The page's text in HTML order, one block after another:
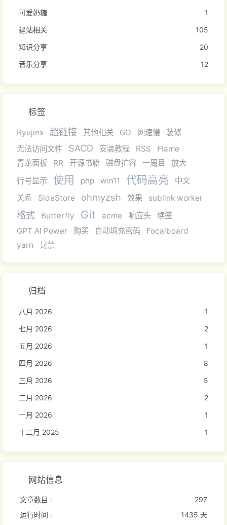
可爱奶糖
1
建站相关
105
知识分享
20
音乐分享
12
标签
Ryujinx 超链接 其他相关 GO 网速慢
装修
无法访问文件
SACD 安装教程 RSS
Flame
青龙面板
RR 开源书籍 磁盘扩容 一周目
放大
行号显示
使用 php win11 代码高亮
中文
关系
SideStore ohmyzsh 效果 sublink worker
格式 Butterfly Git acme 响应头
续签
GPT AI Power
购买 自动填充密码
Focalboard
yarn
封禁
归档
八月 2026
1
七月 2026
2
五月 2026
1
四月 2026
8
三月 2026
5
二月 2026
2
一月 2026
1
十二月 2025
1
网站信息
文章数目 :
297
运行时间 :
1435 天